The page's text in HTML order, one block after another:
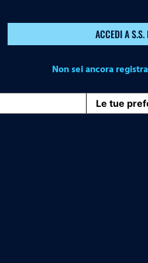
ACCEDI A S.S.
Non sei ancora
Le tue